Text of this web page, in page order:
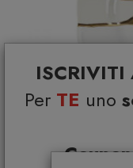
ISCRIVITI
Per TE uno